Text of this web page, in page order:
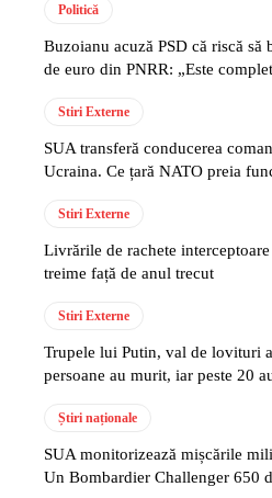
Politică
Buzoianu acuză PSD că riscă
de euro din PNRR: „Este
Stiri Externe
SUA transferă conducerea
Ucraina. Ce țară NATO preia
Stiri Externe
Livrările de rachete
treime față de anul trecut
Stiri Externe
Trupele lui Putin, val de lovituri
persoane au murit, iar peste 20
Știri naționale
SUA monitorizează mișcările
Un Bombardier Challenger 650